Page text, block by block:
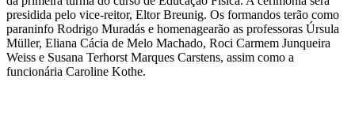
presidida pelo vice-reitor, Eltor Breunig. Os formandos terão como
paraninfo Rodrigo Muradás e homenagearão as professoras Úrsula
Müller, Eliana Cácia de Melo Machado, Roci Carmem Junqueira
Weiss e Susana Terhorst Marques Carstens, assim como a
funcionária Caroline Kothe.